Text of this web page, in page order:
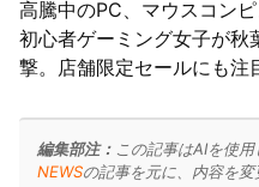
高騰中のPC、マウスコン
初心者ゲーミング女子が秋
撃。店舗限定セールにも注
編集部注： この記事はAIを使用
NEWSの記事を元に、内容を変